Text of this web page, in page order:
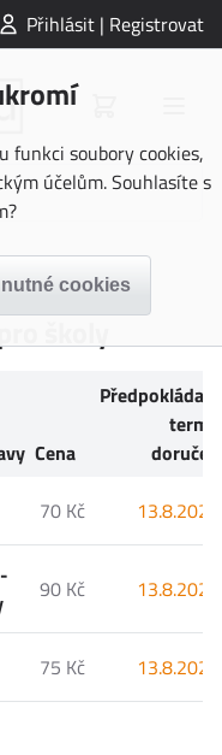
Přihlásit | Registrovat
funkci soubory cookies,
účelům. Souhlasíte s
Cena
70 Kč 13.8.2026
90 Kč 13.8.2026
75 Kč 13.8.2026